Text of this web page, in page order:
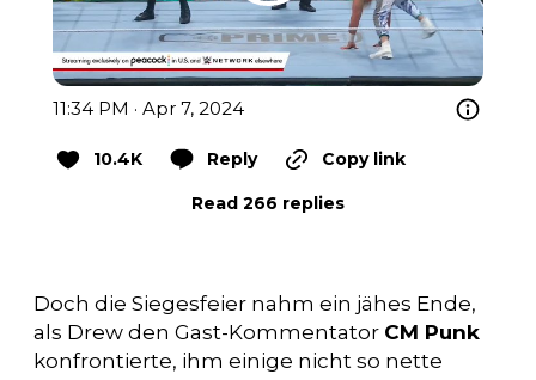
11:34 PM · Apr 7, 2024
10.4K Reply Copy link
Read 266 replies
Doch die Siegesfeier nahm ein jähes Ende,
als Drew den Gast-Kommentator CM Punk
konfrontierte, ihm einige nicht so nette